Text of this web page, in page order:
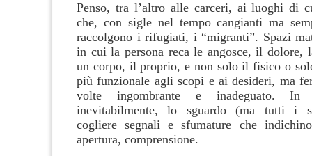
Penso, tra l’altro alle carceri, ai luoghi di
che, con sigle nel tempo cangianti ma
raccolgono i rifugiati, i “migranti”. Spazi
in cui la persona reca le angosce, il dolore,
un corpo, il proprio, e non solo il fisico o
più funzionale agli scopi e ai desideri, ma
volte ingombrante e inadeguato. In
inevitabilmente, lo sguardo (ma tutti i
cogliere segnali e sfumature che
apertura, comprensione.